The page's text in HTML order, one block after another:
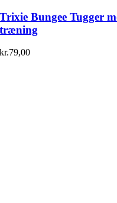
Trixie Bungee Tugger
træning
kr.79,00